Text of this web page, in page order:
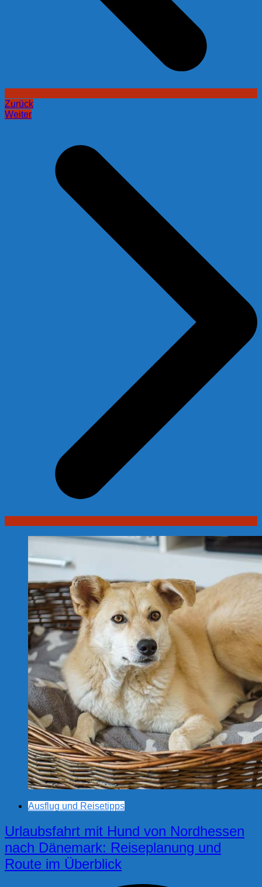
Zurück
Weiter
Ausflug und Reisetipps
Urlaubsfahrt mit Hund von Nordhessen
nach Dänemark: Reiseplanung und
Route im Überblick